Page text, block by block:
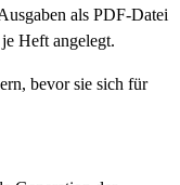
als PDF-Datei
Heft angelegt.
bevor sie sich für